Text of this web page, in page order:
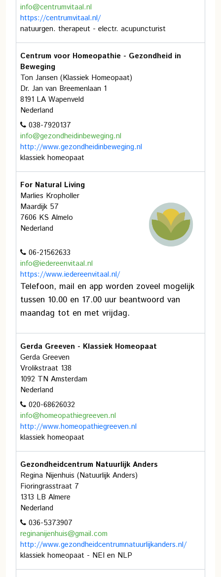
info@centrumvitaal.nl
https://centrumvitaal.nl/
natuurgen. therapeut - electr. acupuncturist
Centrum voor Homeopathie - Gezondheid in
Beweging
Ton Jansen (Klassiek Homeopaat)
Dr. Jan van Breemenlaan 1
8191 LA Wapenveld
Nederland
038-7920137
info@gezondheidinbeweging.nl
http://www.gezondheidinbeweging.nl
klassiek homeopaat
For Natural Living
Marlies Kropholler
Maardijk 57
7606 KS Almelo
Nederland
06-21562633
info@iedereenvitaal.nl
https://www.iedereenvitaal.nl/
Telefoon, mail en app worden zoveel mogelijk
tussen 10.00 en 17.00 uur beantwoord van
maandag tot en met vrijdag.
Gerda Greeven - Klassiek Homeopaat
Gerda Greeven
Vrolikstraat 138
1092 TN Amsterdam
Nederland
020-68626032
info@homeopathiegreeven.nl
http://www.homeopathiegreeven.nl
klassiek homeopaat
Gezondheidcentrum Natuurlijk Anders
Regina Nijenhuis (Natuurlijk Anders)
Fioringrasstraat 7
1313 LB Almere
Nederland
036-5373907
reginanijenhuis@gmail.com
http://www.gezondheidcentrumnatuurlijkanders.nl/
klassiek homeopaat - NEI en NLP